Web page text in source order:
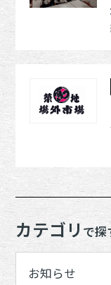
カテゴリ で探
お知らせ